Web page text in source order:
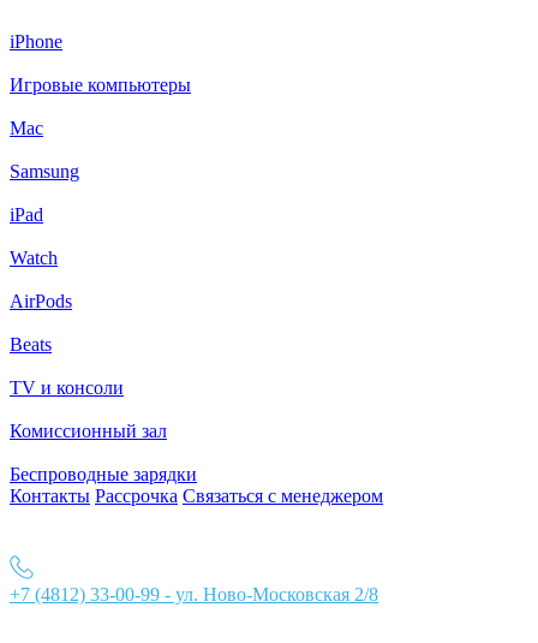
iPhone
Игровые компьютеры
Mac
Samsung
iPad
Watch
AirPods
Beats
TV и консоли
Комиссионный зал
Беспроводные зарядки
Контакты Рассрочка Связаться с менеджером
+7 (4812) 33-00-99 - ул. Ново-Московская 2/8